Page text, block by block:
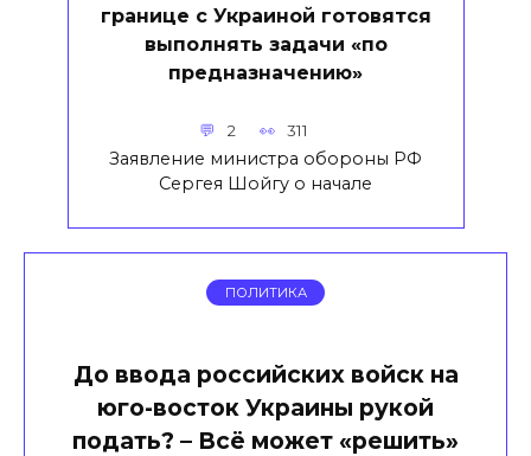
границе с Украиной готовятся
выполнять задачи «по
предназначению»
2 311
Заявление министра обороны РФ
Сергея Шойгу о начале
ПОЛИТИКА
До ввода российских войск на
юго-восток Украины рукой
подать? – Всё может «решить»